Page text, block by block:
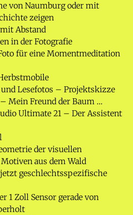
von Naumburg oder mit
zeigen
Abstand
in der Fotografie
für eine Momentmeditation
Lesefotos – Projektskizze
Mein Freund der Baum …
Ultimate 21 – Der Assistent
der visuellen
aus dem Wald
geschlechtsspezifische
1 Zoll Sensor gerade von